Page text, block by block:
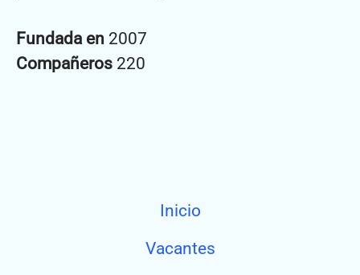
Fundada en 2007
Compañeros 220
Inicio
Vacantes